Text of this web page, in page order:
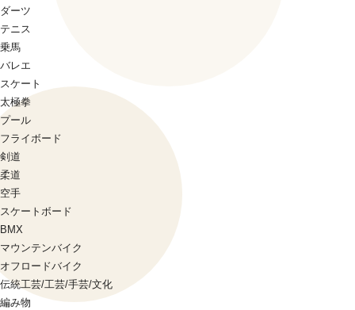
ダーツ
テニス
乗馬
バレエ
スケート
太極拳
プール
フライボード
剣道
柔道
空手
スケートボード
BMX
マウンテンバイク
オフロードバイク
伝統工芸/工芸/手芸/文化
編み物